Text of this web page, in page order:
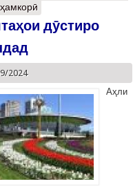
дӯстиро
2024
Аҳли